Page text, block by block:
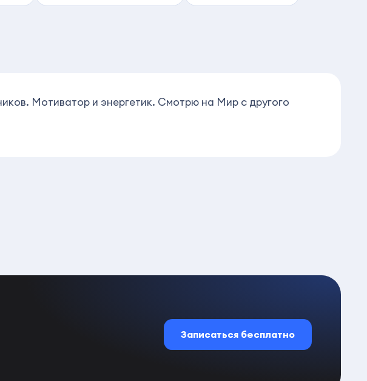
Мотиватор и энергетик. Смотрю на Мир с другого
Записаться бесплатно